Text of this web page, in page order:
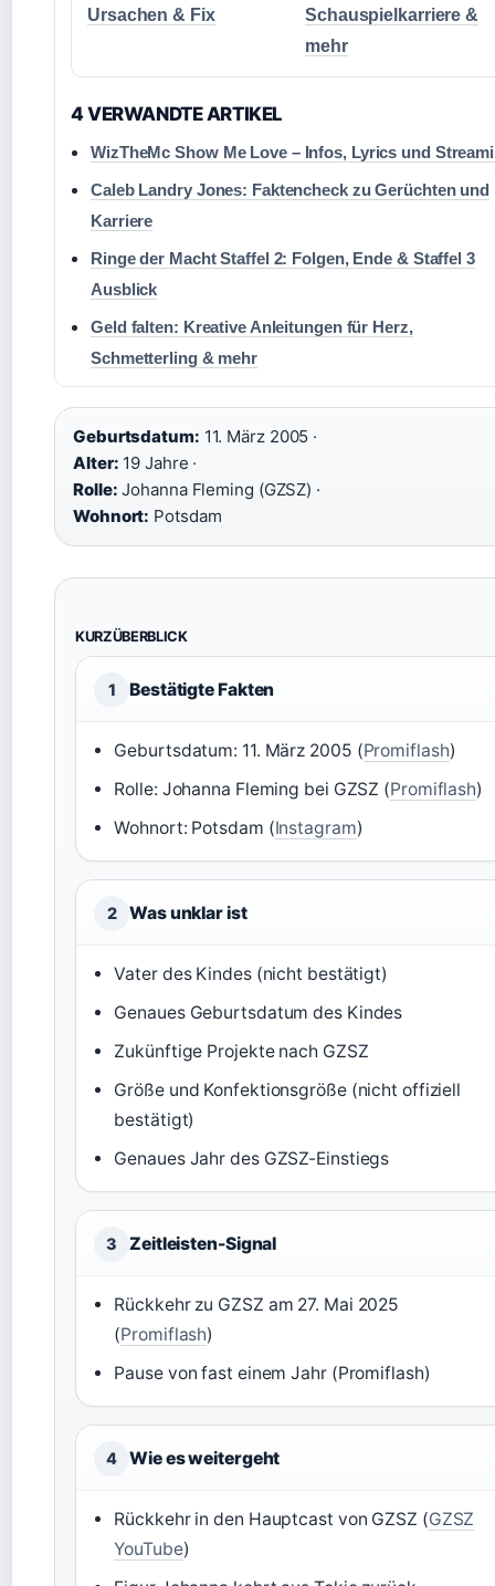
Ursachen & Fix
Schauspielkarriere &
mehr
4 VERWANDTE ARTIKEL
WizTheMc Show Me Love – Infos, Lyrics und
Caleb Landry Jones: Faktencheck zu Gerüchten und
Karriere
Ringe der Macht Staffel 2: Folgen, Ende & Staffel 3
Ausblick
Geld falten: Kreative Anleitungen für Herz,
Schmetterling & mehr
Geburtsdatum: 11. März 2005 ·
Alter: 19 Jahre ·
Rolle: Johanna Fleming (GZSZ) ·
Wohnort: Potsdam
KURZÜBERBLICK
1 Bestätigte Fakten
Geburtsdatum: 11. März 2005 (Promiflash)
Rolle: Johanna Fleming bei GZSZ (Promiflash)
Wohnort: Potsdam (Instagram)
2 Was unklar ist
Vater des Kindes (nicht bestätigt)
Genaues Geburtsdatum des Kindes
Zukünftige Projekte nach GZSZ
Größe und Konfektionsgröße (nicht offiziell
bestätigt)
Genaues Jahr des GZSZ-Einstiegs
3 Zeitleisten-Signal
Rückkehr zu GZSZ am 27. Mai 2025
(Promiflash)
Pause von fast einem Jahr (Promiflash)
4 Wie es weitergeht
Rückkehr in den Hauptcast von GZSZ (GZSZ
YouTube)